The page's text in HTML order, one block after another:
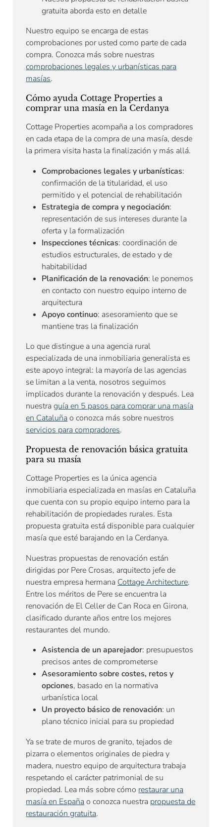
gratuita aborda esto en detalle
Nuestro equipo se encarga de estas
comprobaciones por usted como parte de cada
compra. Conozca más sobre nuestras
comprobaciones legales y urbanísticas para
masías.
Cómo ayuda Cottage Properties a
comprar una masía en la Cerdanya
Cottage Properties acompaña a los compradores
en cada etapa de la compra de una masía, desde
la primera visita hasta la finalización y más allá.
Comprobaciones legales y urbanísticas:
confirmación de la titularidad, el uso
permitido y el potencial de rehabilitación
Estrategia de compra y negociación:
representación de sus intereses durante la
oferta y la formalización
Inspecciones técnicas: coordinación de
estudios estructurales, de estado y de
habitabilidad
Planificación de la renovación: le ponemos
en contacto con nuestro equipo interno de
arquitectura
Apoyo continuo: asesoramiento que se
mantiene tras la finalización
Lo que distingue a una agencia rural
especializada de una inmobiliaria generalista es
este apoyo integral: la mayoría de las agencias
se limitan a la venta, nosotros seguimos
implicados durante la renovación y después. Lea
nuestraguía en 5 pasos para comprar una masía
en Cataluña o conozca más sobre nuestros
servicios para compradores.
Propuesta de renovación básica gratuita
para su masía
Cottage Properties es la única agencia
inmobiliaria especializada en masías en Cataluña
que cuenta con su propio equipo interno para la
rehabilitación de propiedades rurales. Esta
propuesta gratuita está disponible para cualquier
masía que esté barajando en la Cerdanya.
Nuestras propuestas de renovación están
dirigidas por Pere Crosas, arquitecto jefe de
nuestra empresa hermana Cottage Architecture.
Entre los méritos de Pere se encuentra la
renovación de El Celler de Can Roca en Girona,
clasificado durante años entre los mejores
restaurantes del mundo.
Asistencia de un aparejador: presupuestos
precisos antes de comprometerse
Asesoramiento sobre costes, retos y
opciones, basado en la normativa
urbanística local
Un proyecto básico de renovación: un
plano técnico inicial para su propiedad
Ya se trate de muros de granito, tejados de
pizarra o elementos originales de piedra y
madera, nuestro equipo de arquitectura trabaja
respetando el carácter patrimonial de su
propiedad. Lea más sobre cómo restaurar una
masía en España o conozca nuestra propuesta de
restauración gratuita.